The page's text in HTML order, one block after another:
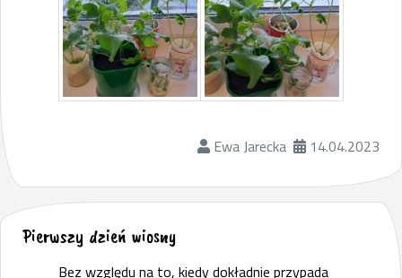
Ewa Jarecka 14.04.2023
Pierwszy dzień wiosny
Bez względu na to, kiedy dokładnie przypada